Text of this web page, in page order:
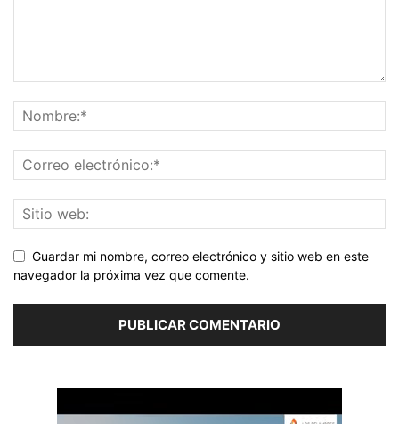
Guardar mi nombre, correo electrónico y sitio web en este
navegador la próxima vez que comente.